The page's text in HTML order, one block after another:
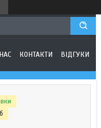
КОНТАКТИ ВІДГУКИ